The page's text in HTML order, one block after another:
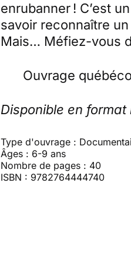
enrubanner ! C’est
savoir reconnaître
Mais… Méfiez-vous
Ouvrage
Disponible en format
Type d'ouvrage :
Âges : 6-9 ans
Nombre de pages : 40
ISBN : 9782764444740